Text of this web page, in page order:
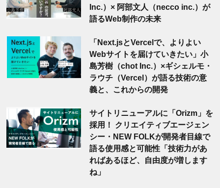
Inc.）× 阿部文人（necco inc.）が
語るWeb制作の未来
「Next.jsとVercelで、よりよい
Webサイトを届けていきたい」小
島芳樹（chot Inc.）×ギシェルモ・
ラウチ（Vercel）が語る技術の意
義と、これからの開発
サイトリニューアルに「Orizm」を
採用！ クリエイティブエージェン
シー・NEW FOLKが開発者目線で
語る使用感と可能性「技術力があ
ればあるほど、自由度が増します
ね」